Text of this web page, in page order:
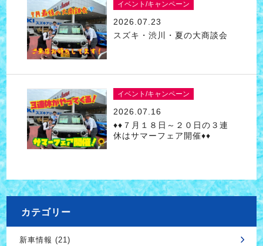
イベント/キャンペーン
2026.07.23
スズキ・渋川・夏の大商談会
イベント/キャンペーン
2026.07.16
♦♦７月１８日～２０日の３連
休はサマーフェア開催♦♦
カテゴリー
新車情報 (21)